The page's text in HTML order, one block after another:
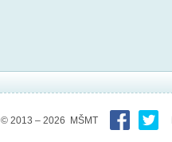
© 2013 – 2026 MŠMT